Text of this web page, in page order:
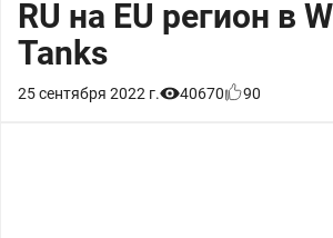
RU на EU регион в
Tanks
25 сентября 2022 г. 40670 90